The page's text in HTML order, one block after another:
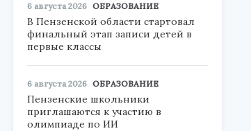
6 августа 2026 ОБРАЗОВАНИЕ
В Пензенской области стартовал
финальный этап записи детей в
первые классы
6 августа 2026 ОБРАЗОВАНИЕ
Пензенские школьники
приглашаются к участию в
олимпиаде по ИИ